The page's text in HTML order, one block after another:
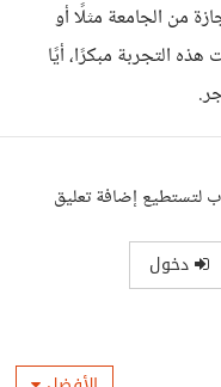
من الجامعة مثلًا أو
التجربة مبكرًا، أيًا
إضافة تعليق
دخول